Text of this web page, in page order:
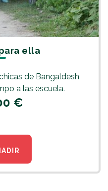
ella
de Bangaldesh
a las escuela.
€